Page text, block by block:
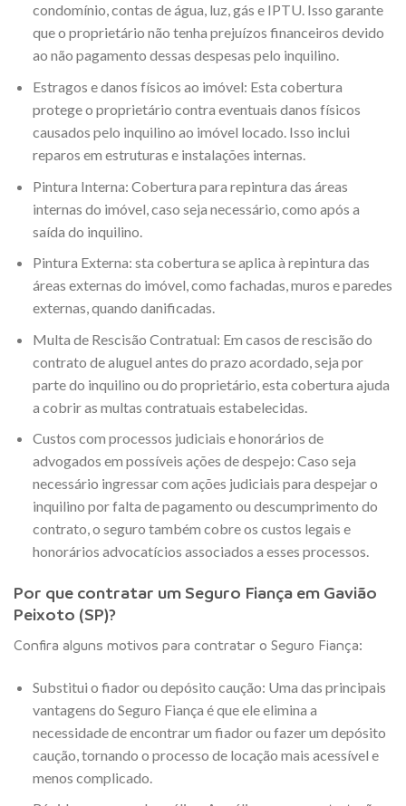
condomínio, contas de água, luz, gás e IPTU. Isso garante
que o proprietário não tenha prejuízos financeiros devido
ao não pagamento dessas despesas pelo inquilino.
Estragos e danos físicos ao imóvel: Esta cobertura
protege o proprietário contra eventuais danos físicos
causados pelo inquilino ao imóvel locado. Isso inclui
reparos em estruturas e instalações internas.
Pintura Interna: Cobertura para repintura das áreas
internas do imóvel, caso seja necessário, como após a
saída do inquilino.
Pintura Externa: sta cobertura se aplica à repintura das
áreas externas do imóvel, como fachadas, muros e paredes
externas, quando danificadas.
Multa de Rescisão Contratual: Em casos de rescisão do
contrato de aluguel antes do prazo acordado, seja por
parte do inquilino ou do proprietário, esta cobertura ajuda
a cobrir as multas contratuais estabelecidas.
Custos com processos judiciais e honorários de
advogados em possíveis ações de despejo: Caso seja
necessário ingressar com ações judiciais para despejar o
inquilino por falta de pagamento ou descumprimento do
contrato, o seguro também cobre os custos legais e
honorários advocatícios associados a esses processos.
Por que contratar um Seguro Fiança em Gavião
Peixoto (SP)?
Confira alguns motivos para contratar o Seguro Fiança:
Substitui o fiador ou depósito caução: Uma das principais
vantagens do Seguro Fiança é que ele elimina a
necessidade de encontrar um fiador ou fazer um depósito
caução, tornando o processo de locação mais acessível e
menos complicado.